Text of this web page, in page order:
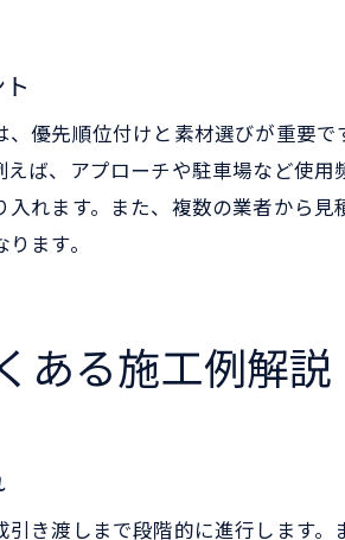
外構工事の費用を抑える
外構工事の費用調整術と満足
後悔しない外構工事の費
外構工事で後悔しないた
優先順位付けと素材選びが重要
ば、アプローチや駐車場など使
れます。また、複数の業者から
ます。
ある施工例解説
き渡しまで段階的に進行します